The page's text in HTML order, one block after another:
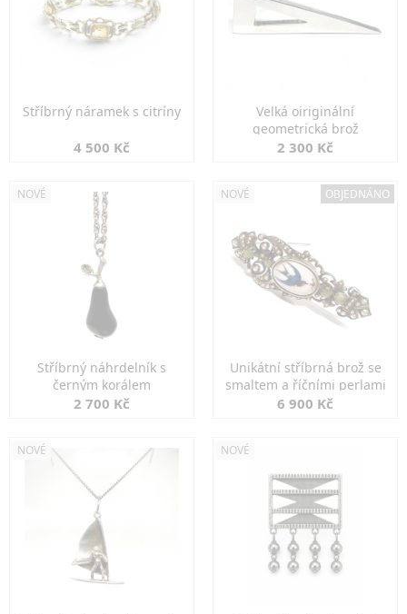
Stříbrný náramek s citríny
4 500 Kč
Velká oiriginální
geometrická brož
2 300 Kč
NOVÉ
Stříbrný náhrdelník s
černým korálem
2 700 Kč
NOVÉ OBJEDNÁNO
Unikátní stříbrná brož se
smaltem a říčními perlami
6 900 Kč
NOVÉ NOVÉ